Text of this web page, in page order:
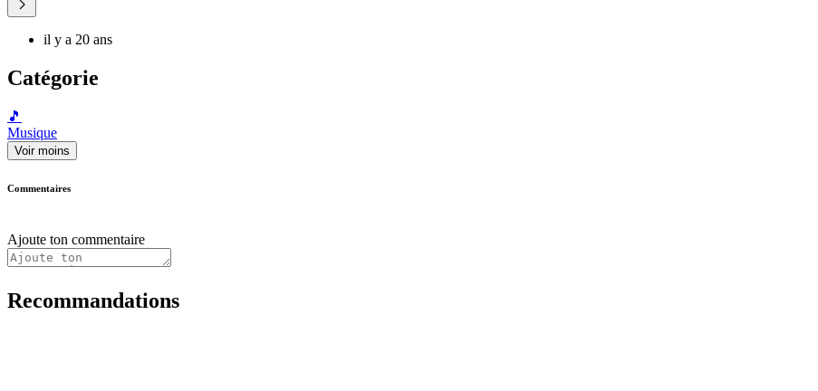
il y a 20 ans
Catégorie
🎵
Musique
Voir moins
Commentaires
Ajoute ton commentaire
Recommandations